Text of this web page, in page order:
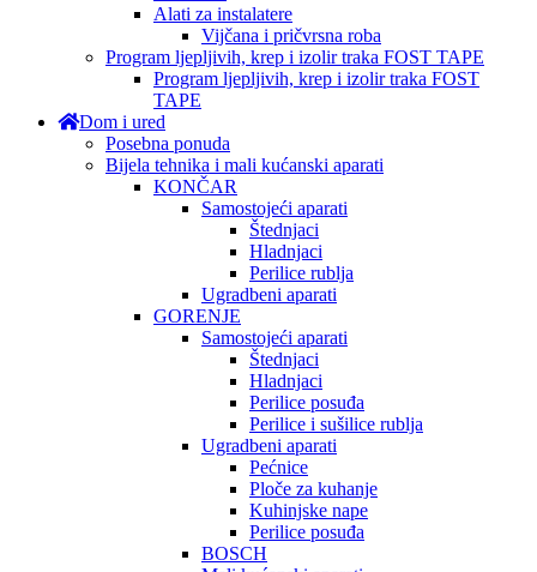
Alati za instalatere
Vijčana i pričvrsna roba
Program ljepljivih, krep i izolir traka FOST TAPE
Program ljepljivih, krep i izolir traka FOST
TAPE
Dom i ured
Posebna ponuda
Bijela tehnika i mali kućanski aparati
KONČAR
Samostojeći aparati
Štednjaci
Hladnjaci
Perilice rublja
Ugradbeni aparati
GORENJE
Samostojeći aparati
Štednjaci
Hladnjaci
Perilice posuđa
Perilice i sušilice rublja
Ugradbeni aparati
Pećnice
Ploče za kuhanje
Kuhinjske nape
Perilice posuđa
BOSCH